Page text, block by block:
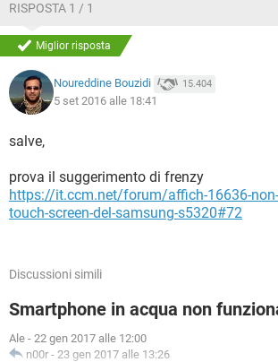
RISPOSTA 1 / 1
Miglior risposta
Noureddine Bouzidi 15.404
5 set 2016 alle 18:41
salve,
prova il suggerimento di frenzy
https://it.ccm.net/forum/affich-16636-
touch-screen-del-samsung-s5320#72
Discussioni simili
Smartphone in acqua non
Ale - 22 gen 2017 alle 12:00
n00r - 23 gen 2017 alle 13:26